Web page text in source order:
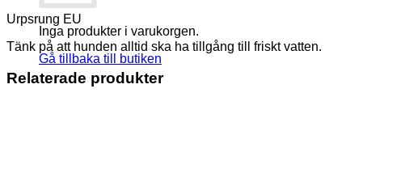
Inga produkter i varukorgen.
Gå tillbaka till butiken
Urpsrung EU
Tänk på att hunden alltid ska ha tillgång till friskt vatten.
Relaterade produkter